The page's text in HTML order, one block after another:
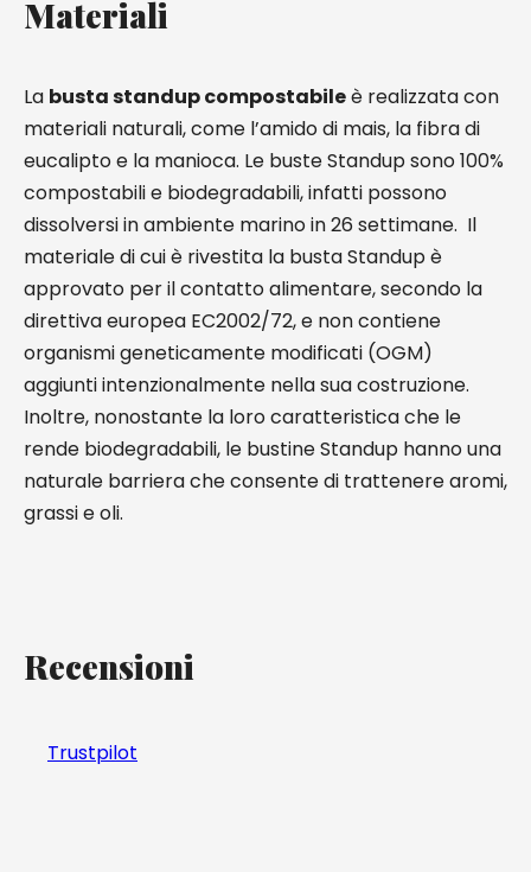
Materiali
La busta standup compostabileè realizzata con
materiali naturali, come l’amido di mais, la fibra di
eucalipto e la manioca. Le buste Standup sono 100%
compostabili e biodegradabili, infatti possono
dissolversi in ambiente marino in 26 settimane. Il
materiale di cui è rivestita la busta Standup è
approvato per il contatto alimentare, secondo la
direttiva europea EC2002/72, e non contiene
organismi geneticamente modificati (OGM)
aggiunti intenzionalmente nella sua costruzione.
Inoltre, nonostante la loro caratteristica che le
rende biodegradabili, le bustine Standup hanno una
naturale barriera che consente di trattenere aromi,
grassi e oli.
Recensioni
Trustpilot